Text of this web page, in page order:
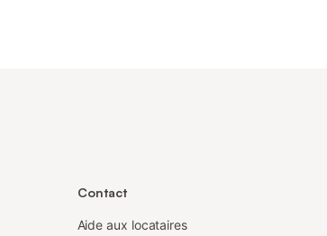
Contact
Aide aux locataires